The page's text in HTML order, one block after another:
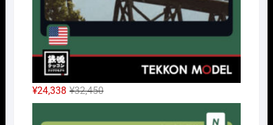
¥32,450元
の
価
¥24,338
現
在
の